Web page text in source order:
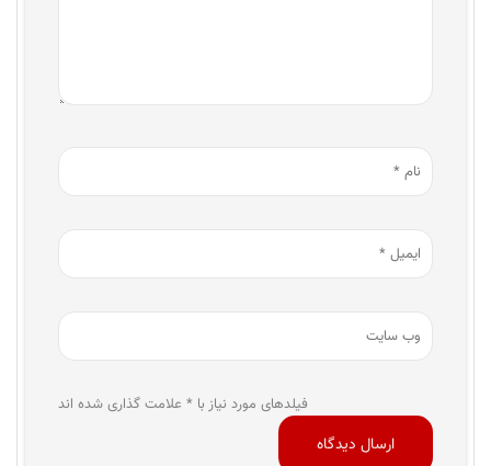
فیلدهای مورد نیاز با * علامت گذاری شده اند